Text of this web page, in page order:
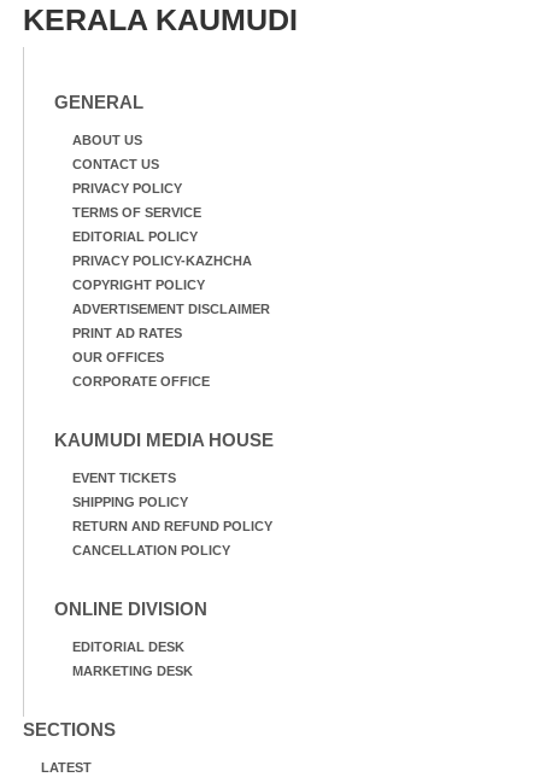
KERALA KAUMUDI
GENERAL
ABOUT US
CONTACT US
PRIVACY POLICY
TERMS OF SERVICE
EDITORIAL POLICY
PRIVACY POLICY-KAZHCHA
COPYRIGHT POLICY
ADVERTISEMENT DISCLAIMER
PRINT AD RATES
OUR OFFICES
CORPORATE OFFICE
KAUMUDI MEDIA HOUSE
EVENT TICKETS
SHIPPING POLICY
RETURN AND REFUND POLICY
CANCELLATION POLICY
ONLINE DIVISION
EDITORIAL DESK
MARKETING DESK
SECTIONS
LATEST